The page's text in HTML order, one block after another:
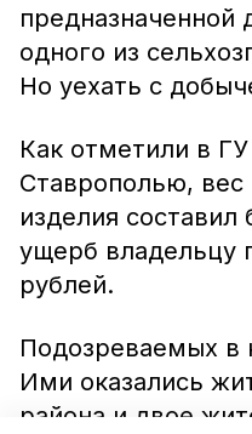
предназначенной
одного из
Но уехать с
Как отметили в
Ставрополью, вес
изделия составил
ущерб владельцу
рублей.
Подозреваемых в
Ими оказались
района и двое